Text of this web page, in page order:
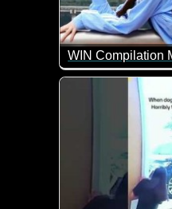
WIN Compilation
58 der besten